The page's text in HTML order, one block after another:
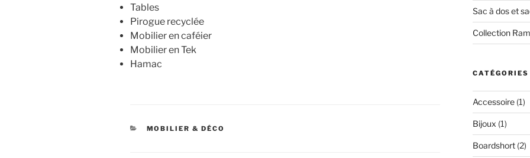
Tables
Pirogue recyclée
Mobilier en caféier
Mobilier en Tek
Hamac
CATÉGORIES
MOBILIER & DÉCO
Sac à dos et
Collection
CATÉGORIES
Accessoire(1)
Bijoux (1)
Boardshort(2)